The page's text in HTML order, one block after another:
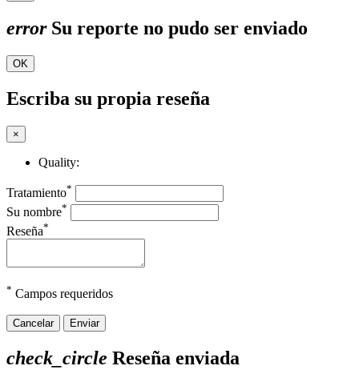
errorSu reporte no pudo ser enviado
OK
Escriba su propia reseña
×
Quality:
Tratamiento*
Su nombre*
Reseña*
* Campos requeridos
Cancelar Enviar
check_circle Reseña enviada